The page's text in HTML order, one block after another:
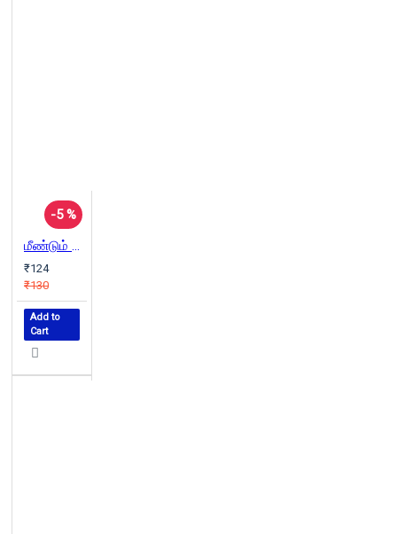
-5 %
மீண்டும் ஒரு குற்றம்
₹124
₹130
Add to
Cart